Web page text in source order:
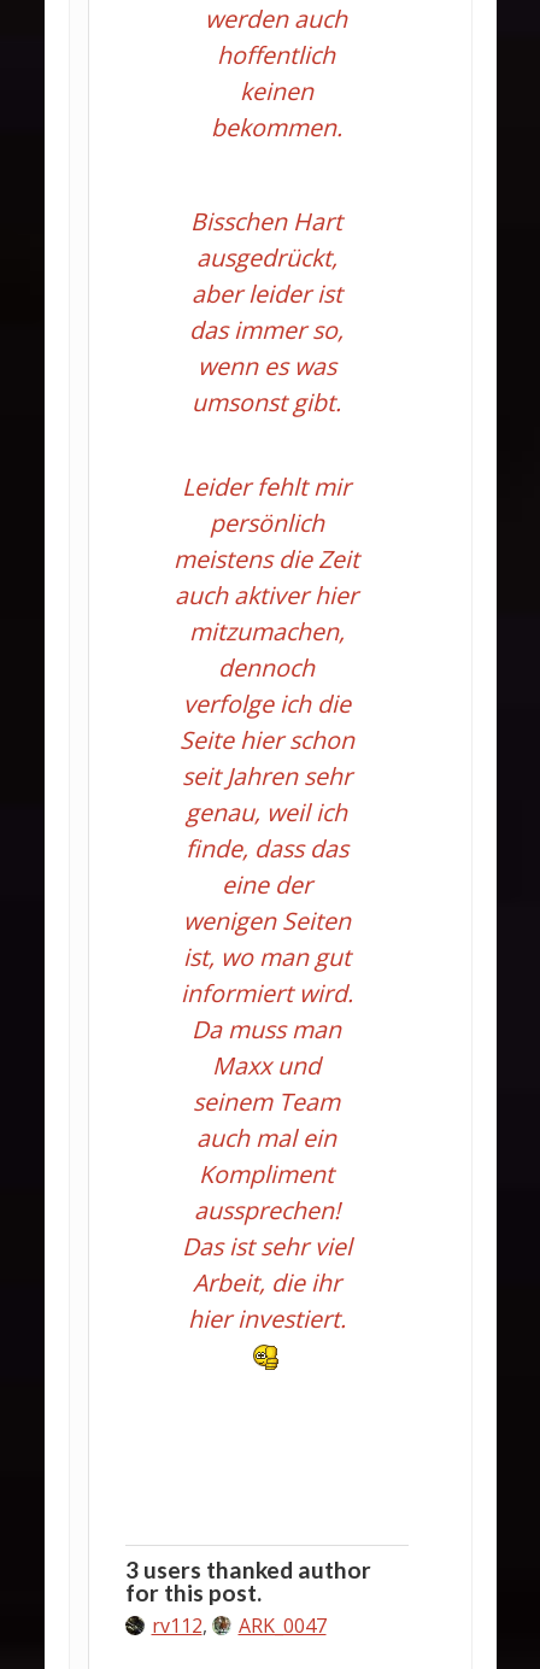
werden auch
hoffentlich
keinen
bekommen.
Bisschen Hart
ausgedrückt,
aber leider ist
das immer so,
wenn es was
umsonst gibt.
Leider fehlt mir
persönlich
meistens die Zeit
auch aktiver hier
mitzumachen,
dennoch
verfolge ich die
Seite hier schon
seit Jahren sehr
genau, weil ich
finde, dass das
eine der
wenigen Seiten
ist, wo man gut
informiert wird.
Da muss man
Maxx und
seinem Team
auch mal ein
Kompliment
aussprechen!
Das ist sehr viel
Arbeit, die ihr
hier investiert.
3 users thanked author
for this post.
rv112, ARK_0047